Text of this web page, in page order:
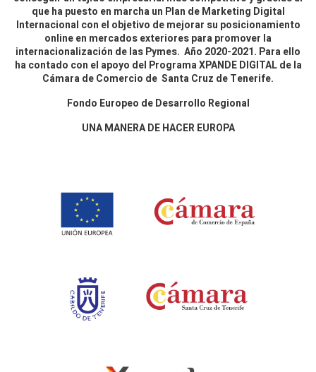
que ha puesto en marcha un Plan de Marketing Digital
Internacional con el objetivo de mejorar su posicionamiento
online en mercados exteriores para promover la
internacionalización de las Pymes. Año 2020-2021. Para ello
ha contado con el apoyo del Programa XPANDE DIGITAL de la
Cámara de Comercio de Santa Cruz de Tenerife.
Fondo Europeo de Desarrollo Regional
UNA MANERA DE HACER EUROPA